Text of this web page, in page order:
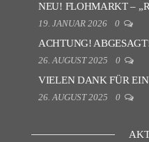
NEU! FLOHMARKT –
19. JANUAR 2026 0
ACHTUNG!
26. AUGUST 2025 0
VIELEN DANK FÜR EIN
26. AUGUST 2025 0